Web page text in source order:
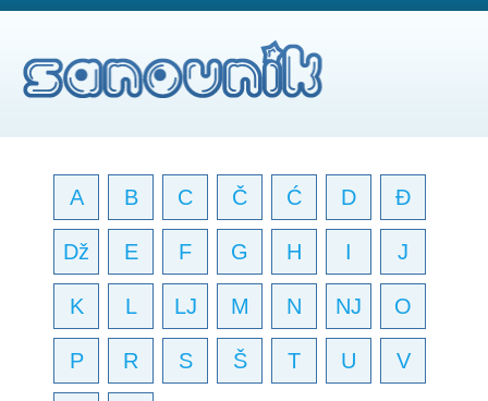
A B C Č Ć D Đ
Dž E F G H I J
K L LJ M N NJ O
P R S Š T U V